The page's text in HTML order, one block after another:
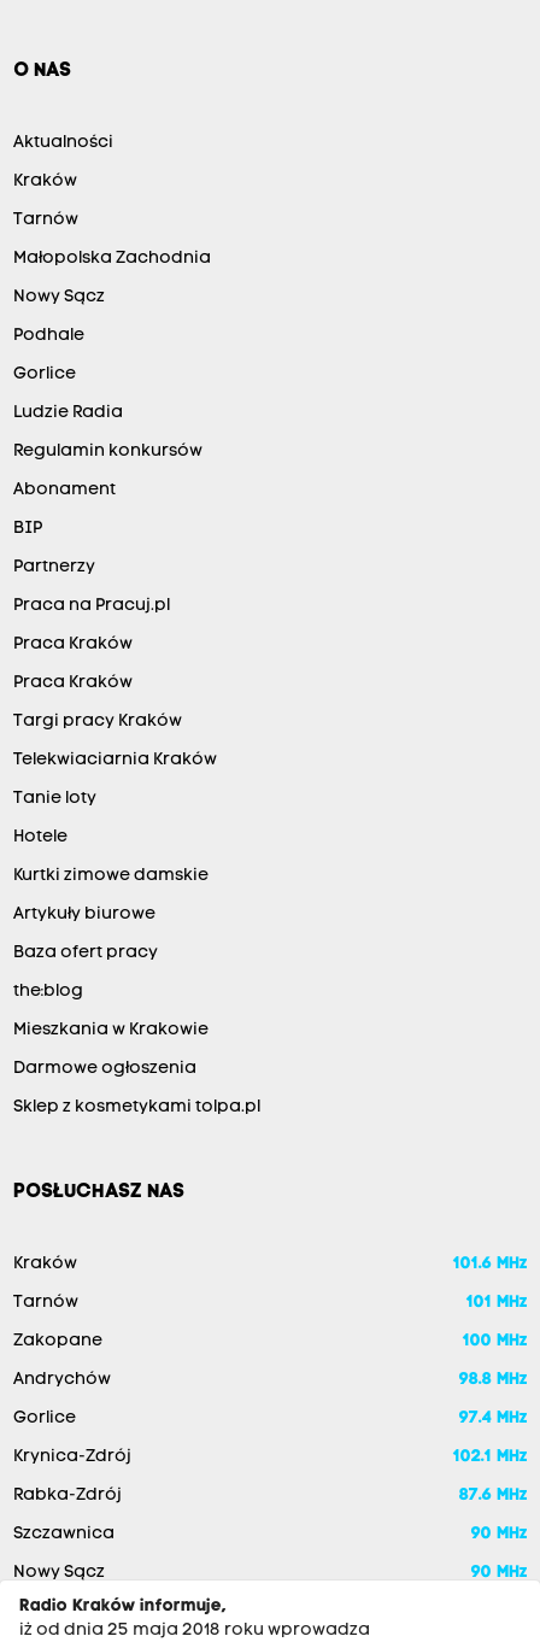
O NAS
Aktualności
Kraków
Tarnów
Małopolska Zachodnia
Nowy Sącz
Podhale
Gorlice
Ludzie Radia
Regulamin konkursów
Abonament
BIP
Partnerzy
Praca na Pracuj.pl
Praca Kraków
Praca Kraków
Targi pracy Kraków
Telekwiaciarnia Kraków
Tanie loty
Hotele
Kurtki zimowe damskie
Artykuły biurowe
Baza ofert pracy
the:blog
Mieszkania w Krakowie
Darmowe ogłoszenia
Sklep z kosmetykami tolpa.pl
POSŁUCHASZ NAS
Kraków 101.6 MHz
Tarnów 101 MHz
Zakopane 100 MHz
Andrychów 98.8 MHz
Gorlice 97.4 MHz
Krynica-Zdrój 102.1 MHz
Rabka-Zdrój 87.6 MHz
Szczawnica 90 MHz
Nowy Sącz
90 MHz
Radio Kraków informuje,
iż od dnia 25 maja 2018 roku wprowadza